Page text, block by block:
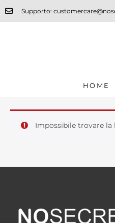
Supporto:
HOME
Impossibile trovare la